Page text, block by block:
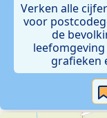
Verken alle
voor
de
grafieken